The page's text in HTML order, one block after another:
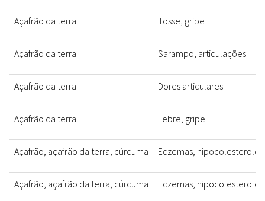
Açafrão da terra Tosse, gripe
Açafrão da terra Sarampo, articulações
Açafrão da terra Dores articulares
Açafrão da terra Febre, gripe
Açafrão, açafrão da terra, cúrcuma Eczemas,
Açafrão, açafrão da terra, cúrcuma Eczemas,